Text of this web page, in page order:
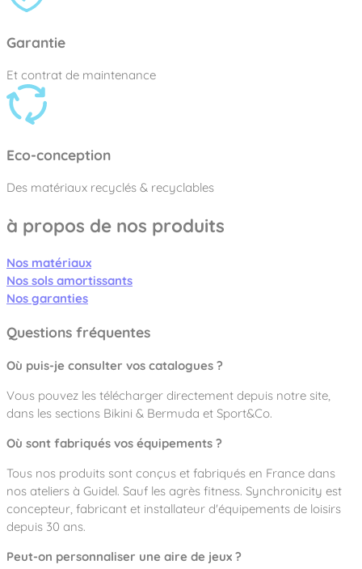
Garantie
Et contrat de maintenance
Eco-conception
Des matériaux recyclés & recyclables
à propos de nos produits
Nos matériaux
Nos sols amortissants
Nos garanties
Questions fréquentes
Où puis-je consulter vos catalogues ?
Vous pouvez les télécharger directement depuis notre site,
dans les sections Bikini & Bermuda et Sport&Co.
Où sont fabriqués vos équipements ?
Tous nos produits sont conçus et fabriqués en France dans
nos ateliers à Guidel. Sauf les agrès fitness. Synchronicity est
concepteur, fabricant et installateur d'équipements de loisirs
depuis 30 ans.
Peut-on personnaliser une aire de jeux ?